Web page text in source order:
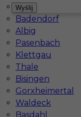
Haiterbach
Badendorf
Albig
Pasenbach
Klettgau
Thale
Bisingen
Gorxheimertal
Waldeck
Basdahl
Dekarz cieśla
Kategoria Prace
Lokalizacja Niemcy
Wyślij